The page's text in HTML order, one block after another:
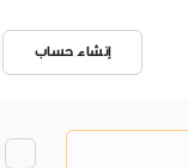
إنشاء حساب